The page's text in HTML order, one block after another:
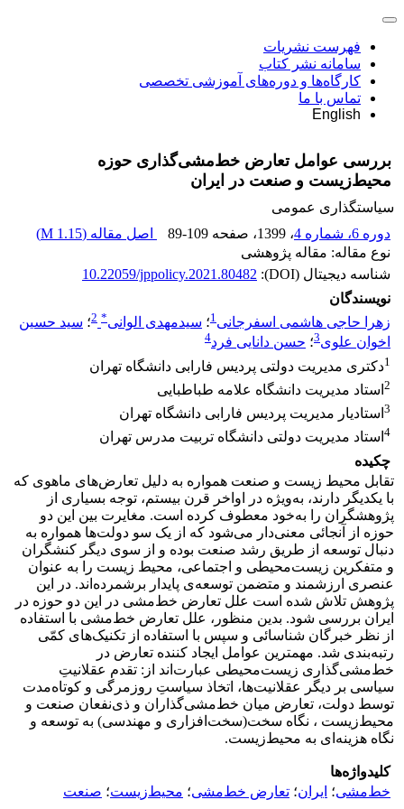
فهرست نشریات
سامانه نشر کتاب
کارگاه‌ها و دوره‌های آموزشی تخصصی
تماس با ما
English
بررسی عوامل تعارض خط‌مشی‌گذاری حوزه‌
محیط‌زیست‌ و صنعت در ایران
سیاستگذاری عمومی
دوره 6، شماره 4
، 1399 ، صفحه 89-109 اصل مقاله (1.15 M
)
نوع مقاله: مقاله پژوهشی
شناسه دیجیتال (DOI):
10.22059/jppolicy.2021.80482
نویسندگان
زهرا حاجی هاشمی اسفرجانی1؛ سیدمهدی الوانی*
2؛ سید حسین
اخوان علوی3؛ حسن دانایی فرد4
1دکتری مدیریت دولتی پردیس فارابی دانشگاه تهران
2 استاد مدیریت دانشگاه علامه طباطبایی
3 استادیار مدیریت پردیس فارابی دانشگاه تهران
4 استاد مدیریت دولتی دانشگاه تربیت مدرس تهران
چکیده
تقابل محیط زیست و صنعت همواره به دلیل تعارض‌های ماهوی که
با یکدیگر دارند، به‌ویژه در اواخر قرن بیستم، توجه بسیاری از
پژوهشگران را به‌خود معطوف کرده است. مغایرت بین این دو
حوزه از آنجائی معنی‌دار می‌شود که از یک سو دولت‌ها همواره به
دنبال توسعه از طریق رشد صنعت بوده و از سوی دیگر کنشگران
و متفکرین زیست‌محیطی و اجتماعی، محیط زیست را به عنوان
عنصری ارزشمند و متضمن توسعه‌ی پایدار برشمرده‌اند. در این
پژوهش تلاش شده است علل تعارض خط‌مشی در این دو حوزه در
ایران بررسی شود. بدین منظور، علل تعارض خط‌مشی با استفاده
از نظر خبرگان شناسائی و سپس با استفاده از تکنیک‌های کمّی
رتبه‌بندی شد. مهمترین عوامل ایجاد کننده تعارض در
خط‌مشی‌گذاری زیست‌محیطی عبارت‌اند از: تقدم عقلانیتِ
سیاسی بر دیگر عقلانیت‌ها، اتخاذ سیاستِ روزمرگی و کوتاه‌مدت
توسط دولت، تعارض میان خط‌مشی‌گذاران و ذی‌نفعان صنعت و
محیط‌زیست ، نگاه سخت(سخت‌افزاری و مهندسی) به توسعه و
نگاه هزینه‌ای به محیط‌زیست.
کلیدواژه‌ها
خط‌مشی؛ ایران؛ تعارض خط‌مشی؛ محیط‌زیست؛ صنعت